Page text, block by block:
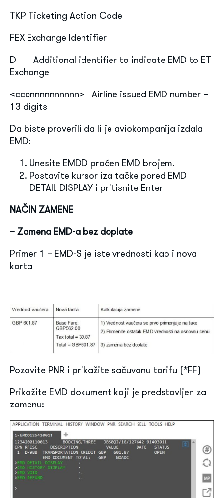
TKP Ticketing Action Code
FEX Exchange Identifier
D Additional identifier to indicate EMD to ET
Exchange
<cccnnnnnnnnnn> Airline issued EMD number –
13 digits
Da biste proverili da li je aviokompanija izdala
EMD:
Unesite EMDD praćen EMD brojem.
Postavite kursor iza tačke pored EMD
DETAIL DISPLAY i pritisnite Enter
NAČIN ZAMENE
– Zamena EMD-a bez doplate
Primer 1 – EMD-S je iste vrednosti kao i nova
karta
Pozovite PNR i prikažite sačuvanu tarifu (*FF)
Prikažite EMD dokument koji je predstavljen za
zamenu: